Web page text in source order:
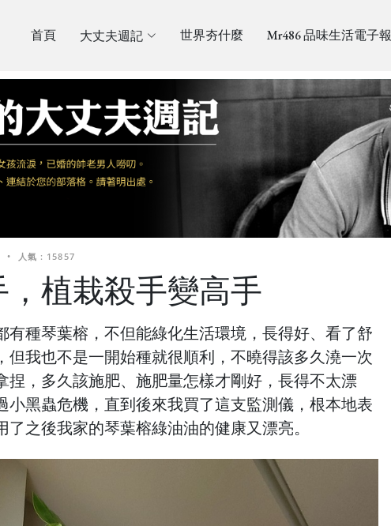
首頁 大丈夫週記 世界夯什麼 Mr486 品味生活電子報
• 人氣 : 15857
植栽殺手變高手
有種琴葉榕，不但能綠化生活環境，長得好、看了舒
但我也不是一開始種就很順利，不曉得該多久澆一次
捏，多久該施肥、施肥量怎樣才剛好，長得不太漂
小黑蟲危機，直到後來我買了這支監測儀，根本地表
之後我家的琴葉榕綠油油的健康又漂亮。